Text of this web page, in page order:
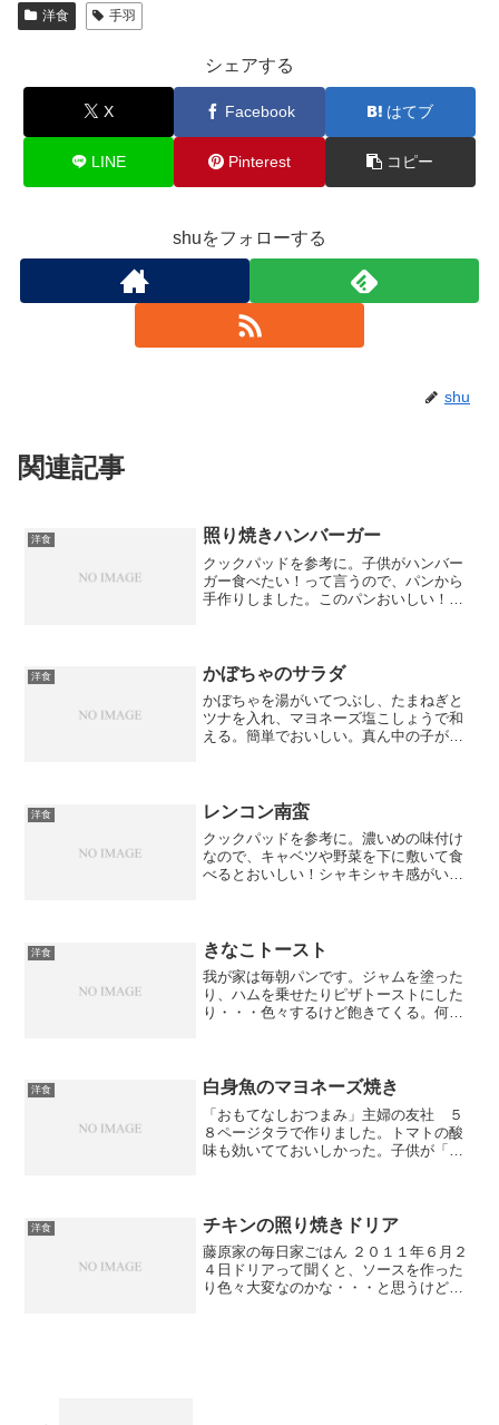
洋食 手羽
シェアする
X Facebook はてブ
LINE Pinterest コピー
shuをフォローする
shu
関連記事
洋食 照り焼きハンバーガー
クックパッドを参考に。子供がハンバー
ガー食べたい！って言うので、パンから
手作りしました。このパンおいしい！余
洋食 かぼちゃのサラダ
かぼちゃを湯がいてつぶし、たまねぎと
ツナを入れ、マヨネーズ塩こしょうで和
える。簡単でおいしい。真ん中の子が、
洋食 レンコン南蛮
クックパッドを参考に。濃いめの味付け
なので、キャベツや野菜を下に敷いて食
べるとおいしい！シャキシャキ感がい
洋食 きなこトースト
我が家は毎朝パンです。ジャムを塗った
り、ハムを乗せたりピザトーストにした
り・・・色々するけど飽きてくる。何か
～い！バターにきなこが染...
洋食 白身魚のマヨネーズ焼き
「おもてなしおつまみ」主婦の友社 ５
８ページタラで作りました。トマトの酸
味も効いてておいしかった。子供が「お
洋食 チキンの照り焼きドリア
藤原家の毎日家ごはん ２０１１年６月２
４日ドリアって聞くと、ソースを作った
り色々大変なのかな・・・と思うけど、